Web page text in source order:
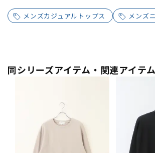
メンズカジュアルトップス メンズ
同シリーズアイテム・関連アイテム